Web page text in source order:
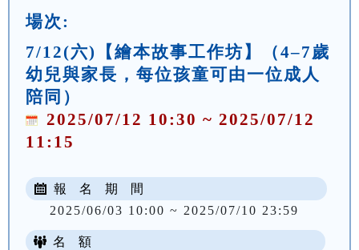
場次:
7/12(六)【繪本故事工作坊】（4–7歲
幼兒與家長，每位孩童可由一位成人
陪同）
2025/07/12 10:30 ~ 2025/07/12
11:15
報 名 期 間
2025/06/03 10:00 ~ 2025/07/10 23:59
名 額